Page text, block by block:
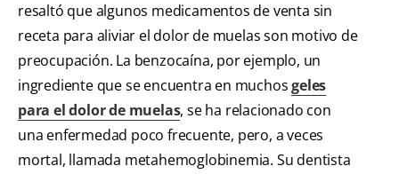
resaltó que algunos medicamentos de venta sin
receta para aliviar el dolor de muelas son motivo de
preocupación. La benzocaína, por ejemplo, un
ingrediente que se encuentra en muchosgeles
para el dolor de muelas, se ha relacionado con
una enfermedad poco frecuente, pero, a veces
mortal, llamada metahemoglobinemia. Su dentista